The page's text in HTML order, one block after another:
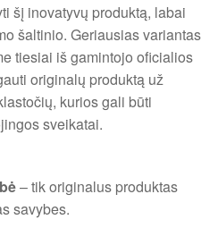
šį inovatyvų produktą, labai
šaltinio. Geriausias variantas
tiesiai iš gamintojo oficialios
originalų produktą už
kurios gali būti
sveikatai.
– tik originalus produktas
savybes.